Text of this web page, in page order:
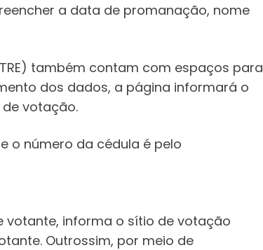
a data de promanação, nome
também contam com espaços para
dos dados, a página informará o
votação.
o número da cédula é pelo
votante, informa o sítio de votação
Outrossim, por meio de